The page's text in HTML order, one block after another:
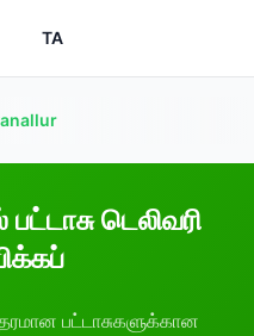
TA
டெலிவரி
பட்டாசுகளுக்கான